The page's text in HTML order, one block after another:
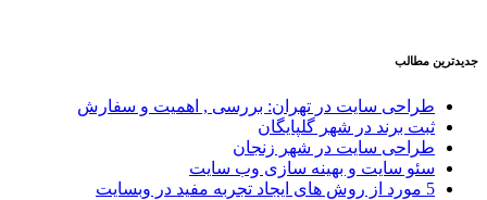
جدیدترین مطالب
طراحی سایت در تهران: بررسی , اهمیت و سفارش
ثبت برند در شهر گلپایگان
طراحی سایت در شهر زنجان
سئو سایت و بهینه سازی وب سایت
5 مورد از روش های ایجاد تجربه مفید در وبسایت